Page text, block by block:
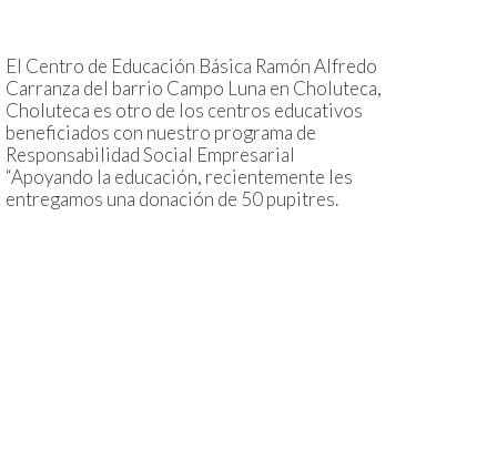
El Centro de Educación Básica Ramón Alfredo
Carranza del barrio Campo Luna en Choluteca,
Choluteca es otro de los centros educativos
beneficiados con nuestro programa de
Responsabilidad Social Empresarial
“Apoyando la educación, recientemente les
entregamos una donación de 50 pupitres.